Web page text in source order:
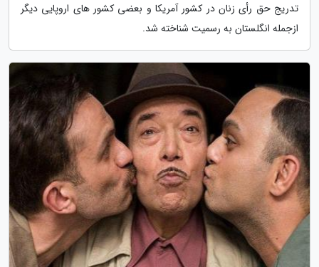
تدریج حق رأی زنان در کشور آمریکا و بعضی کشور های اروپایی دیگر
ازجمله انگلستان به رسمیت شناخته شد.